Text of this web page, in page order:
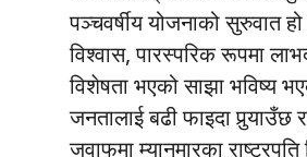
पञ्चवर्षीय योजनाको सुरुवात
विश्वास, पारस्परिक रूपमा
विशेषता भएको साझा भविष्य
जनतालाई बढी फाइदा पुर्‍याउँछ
जवाफमा म्यानमारका